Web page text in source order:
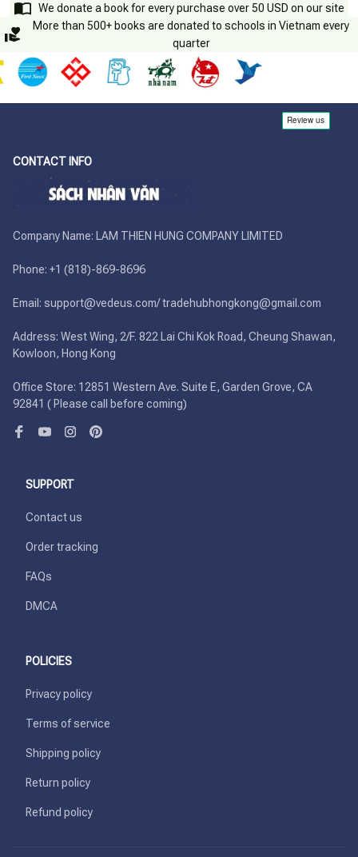
We donate a book for every purchase over 50 USD on our site
More than 500+ books are donated to schools in Vietnam every
quarter
CONTACT INFO
Company Name: LAM THIEN HUNG COMPANY LIMITED
Phone: +1 (818)-869-8696
Email: support@vedeus.com/ tradehubhongkong@gmail.com
Address: West Wing, 2/F. 822 Lai Chi Kok Road, Cheung Shawan,
Kowloon, Hong Kong
Office Store: 12851 Western Ave. Suite E, Garden Grove, CA
92841 ( Please call before coming)
SUPPORT
Contact us
Order tracking
FAQs
DMCA
POLICIES
Privacy policy
Terms of service
Shipping policy
Return policy
Refund policy